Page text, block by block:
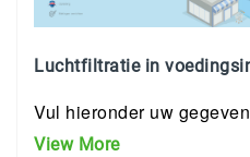
Luchtfiltratie in
Vul hieronder uw
View More